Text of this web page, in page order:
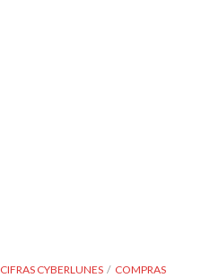
CIFRAS CYBERLUNES
COMPRAS